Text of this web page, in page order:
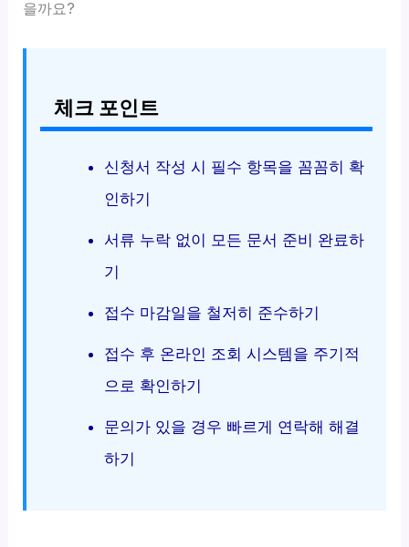
을까요?
체크 포인트
신청서 작성 시 필수 항목을 꼼꼼히 확
인하기
서류 누락 없이 모든 문서 준비 완료하
기
접수 마감일을 철저히 준수하기
접수 후 온라인 조회 시스템을 주기적
으로 확인하기
문의가 있을 경우 빠르게 연락해 해결
하기